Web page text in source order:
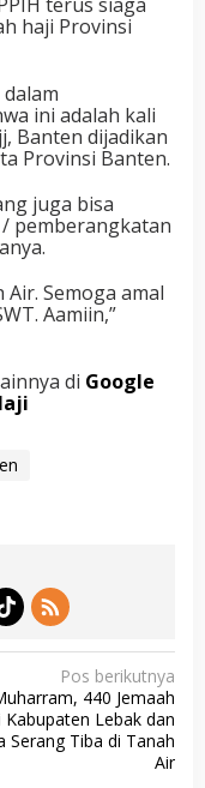
haji Provinsi
ini adalah kali
Banten dijadikan
Provinsi Banten.
juga bisa
pemberangkatan
Semoga amal
Aamiin,”
di Google
Pos berikutnya
440 Jemaah
Kabupaten Lebak dan
Serang Tiba di Tanah
Air